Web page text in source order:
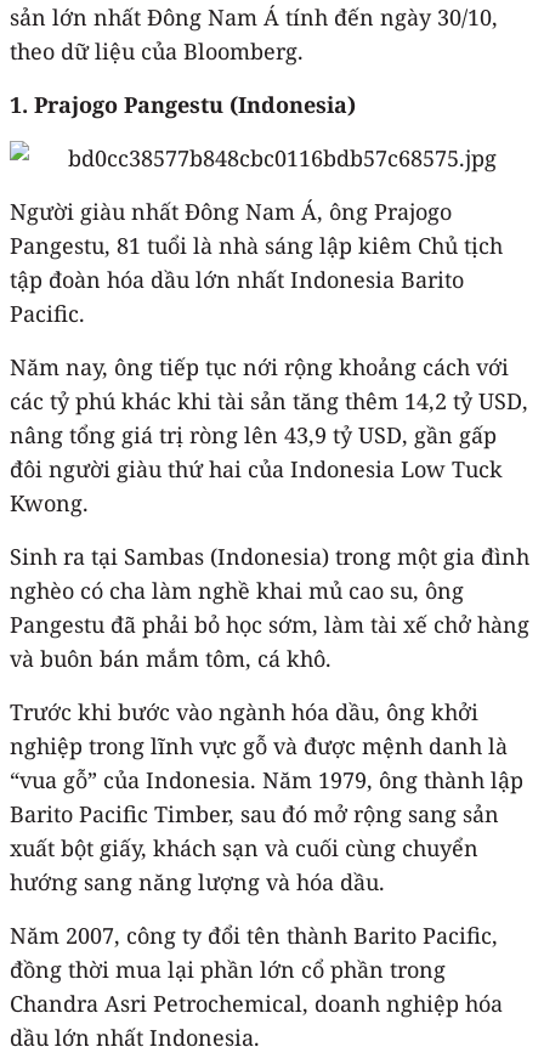
sản lớn nhất Đông Nam Á tính đến ngày 30/10,
theo dữ liệu của Bloomberg.
1. Prajogo Pangestu (Indonesia)
Người giàu nhất Đông Nam Á, ông Prajogo
Pangestu, 81 tuổi là nhà sáng lập kiêm Chủ tịch
tập đoàn hóa dầu lớn nhất Indonesia Barito
Pacific.
Năm nay, ông tiếp tục nới rộng khoảng cách với
các tỷ phú khác khi tài sản tăng thêm 14,2 tỷ USD,
nâng tổng giá trị ròng lên 43,9 tỷ USD, gần gấp
đôi người giàu thứ hai của Indonesia Low Tuck
Kwong.
Sinh ra tại Sambas (Indonesia) trong một gia đình
nghèo có cha làm nghề khai mủ cao su, ông
Pangestu đã phải bỏ học sớm, làm tài xế chở hàng
và buôn bán mắm tôm, cá khô.
Trước khi bước vào ngành hóa dầu, ông khởi
nghiệp trong lĩnh vực gỗ và được mệnh danh là
“vua gỗ” của Indonesia. Năm 1979, ông thành lập
Barito Pacific Timber, sau đó mở rộng sang sản
xuất bột giấy, khách sạn và cuối cùng chuyển
hướng sang năng lượng và hóa dầu.
Năm 2007, công ty đổi tên thành Barito Pacific,
đồng thời mua lại phần lớn cổ phần trong
Chandra Asri Petrochemical, doanh nghiệp hóa
dầu lớn nhất Indonesia.